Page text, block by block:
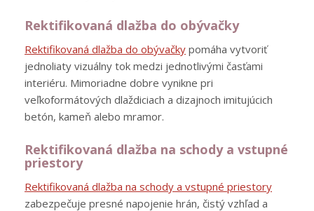
Rektifikovaná dlažba do obývačky
Rektifikovaná dlažba do obývačky pomáha vytvoriť
jednoliaty vizuálny tok medzi jednotlivými časťami
interiéru. Mimoriadne dobre vynikne pri
veľkoformátových dlaždiciach a dizajnoch imitujúcich
betón, kameň alebo mramor.
Rektifikovaná dlažba na schody a vstupné
priestory
Rektifikovaná dlažba na schody a vstupné priestory
zabezpečuje presné napojenie hrán, čistý vzhľad a